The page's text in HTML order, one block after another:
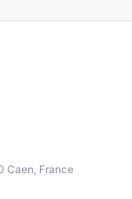
Caen, France